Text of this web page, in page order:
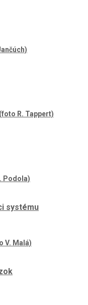
systému